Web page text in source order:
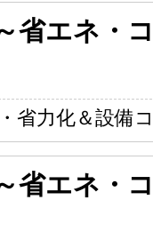
省エネ・
省力化＆設備
省エネ・